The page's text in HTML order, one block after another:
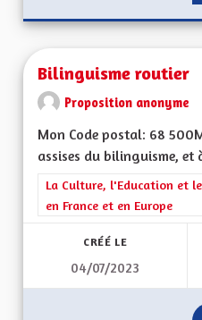
Bilinguisme routier
Proposition anonyme
Mon Code postal: 68
assises du bilinguisme, et
Filtrer les résultats de la
La Culture, l'Education et
en France et en Europe
CRÉÉ LE
04/07/2023